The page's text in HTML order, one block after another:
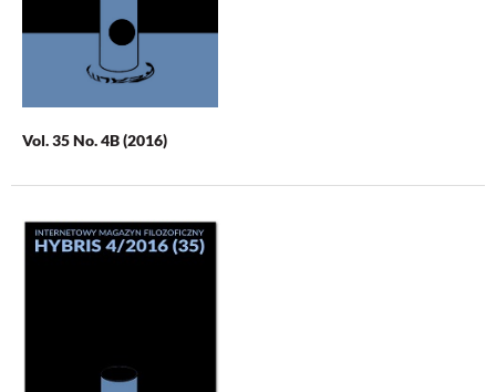
Vol. 35 No. 4B (2016)